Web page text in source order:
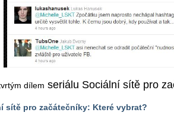
dílem seriálu Sociální sítě pro
sítě pro začátečníky: Které vybrat?